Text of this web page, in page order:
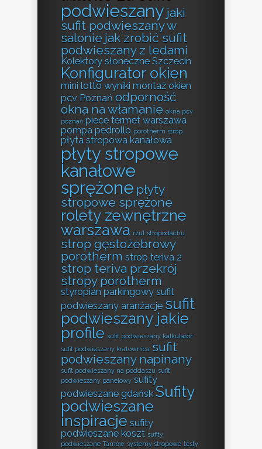
podwieszany jaki
sufit podwieszany w
salonie jak zrobić sufit
podwieszany z ledami
Kolektory słoneczne Szczecin
Konfigurator okien
mini lotto wyniki montaż okien
pcv Poznań odporność
okna na włamanie okna pcv
poznań piece termet warszawa
pompa pedrollo porotherm strop
płyta stropowa kanałowa
płyty stropowe
kanałowe
sprężone płyty
stropowe sprężone
rolety zewnętrzne
warszawa rzut stropodachu
strop gęstożebrowy
porotherm strop teriva 2
strop teriva przekrój
stropy porotherm
styropian parkingowy sufit
podwieszany aranżacje sufit
podwieszany jakie
profile sufit podwieszany kalkulator
sufit podwieszany kratownica sufit
podwieszany napinany
sufit podwieszany na poddaszu sufit
podwieszany panelowy sufity
podwieszane gdańsk Sufity
podwieszane
inspiracje sufity
podwieszane koszt sufity
podwieszane Tarnów systemy stropowe testy